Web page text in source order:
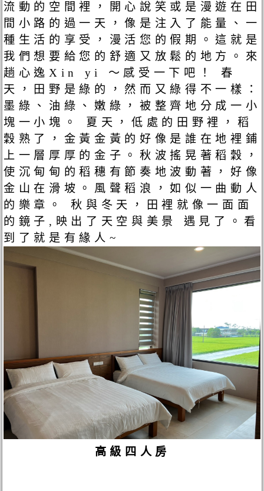
流動的空間裡，開心說笑或是漫遊在田
間小路的過一天，像是注入了能量、一
種生活的享受，漫活您的假期。這就是
我們想要給您的舒適又放鬆的地方。來
趟心逸Xin yi ～感受一下吧！ 春
天，田野是綠的，然而又綠得不一樣：
墨綠、油綠、嫩綠，被整齊地分成一小
塊一小塊。 夏天，低處的田野裡，稻
穀熟了，金黃金黃的好像是誰在地裡鋪
上一層厚厚的金子。秋波搖晃著稻穀，
使沉甸甸的稻穗有節奏地波動著，好像
金山在滑坡。風聲稻浪，如似一曲動人
的樂章。 秋與冬天，田裡就像一面面
的鏡子,映出了天空與美景 遇見了。看
到了就是有緣人~
高級四人房